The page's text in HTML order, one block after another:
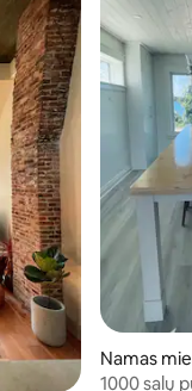
Namas
1000 salų